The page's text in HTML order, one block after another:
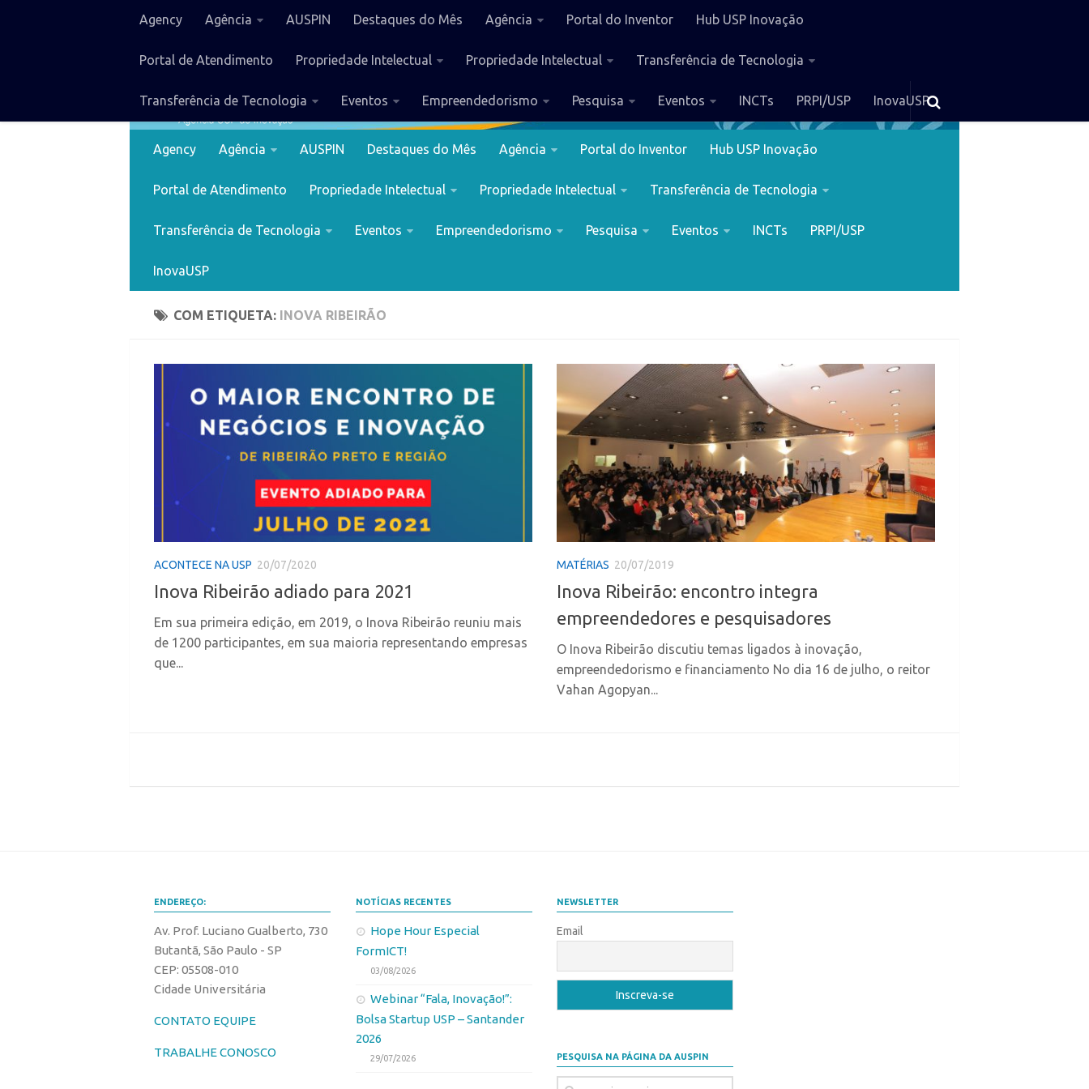
Agency Agência AUSPIN Destaques do Mês Agência Portal do Inventor Hub USP Inovação
Portal de Atendimento Propriedade Intelectual Propriedade Intelectual Transferência de Tecnologia
Transferência de Tecnologia Eventos Empreendedorismo Pesquisa Eventos INCTs PRPI/USP InovaUSP
Agency Agência AUSPIN Destaques do Mês Agência Portal do Inventor Hub USP Inovação
Portal de Atendimento Propriedade Intelectual Propriedade Intelectual Transferência de Tecnologia
Transferência de Tecnologia Eventos Empreendedorismo Pesquisa Eventos INCTs PRPI/USP
InovaUSP
COM ETIQUETA: INOVA RIBEIRÃO
ACONTECE NA USP 20/07/2020
Inova Ribeirão adiado para 2021
Em sua primeira edição, em 2019, o Inova Ribeirão reuniu mais
de 1200 participantes, em sua maioria representando empresas
que...
MATÉRIAS 20/07/2019
Inova Ribeirão: encontro integra
empreendedores e pesquisadores
O Inova Ribeirão discutiu temas ligados à inovação,
empreendedorismo e financiamento No dia 16 de julho, o reitor
Vahan Agopyan...
ENDEREÇO:
Av. Prof. Luciano Gualberto, 730
Butantã, São Paulo - SP
CEP: 05508-010
Cidade Universitária
CONTATO EQUIPE
TRABALHE CONOSCO
NOTÍCIAS RECENTES
Hope Hour Especial
FormICT!
03/08/2026
Webinar “Fala, Inovação!”:
Bolsa Startup USP – Santander
2026
29/07/2026
NEWSLETTER
Email
PESQUISA NA PÁGINA DA AUSPIN